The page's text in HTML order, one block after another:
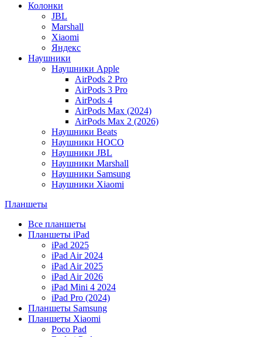
Колонки
JBL
Marshall
Xiaomi
Яндекс
Наушники
Наушники Apple
AirPods 2 Pro
AirPods 3 Pro
AirPods 4
AirPods Max (2024)
AirPods Max 2 (2026)
Наушники Beats
Наушники HOCO
Наушники JBL
Наушники Marshall
Наушники Samsung
Наушники Xiaomi
Планшеты
Все планшеты
Планшеты iPad
iPad 2025
iPad Air 2024
iPad Air 2025
iPad Air 2026
iPad Mini 4 2024
iPad Pro (2024)
Планшеты Samsung
Планшеты Xiaomi
Poco Pad